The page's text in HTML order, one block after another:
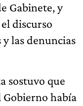
Gabinete, y
discurso
las denuncias
sostuvo que
Gobierno había